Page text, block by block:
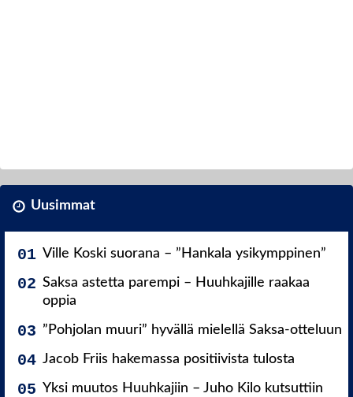
Uusimmat
Ville Koski suorana – ”Hankala ysikymppinen”
Saksa astetta parempi – Huuhkajille raakaa
oppia
”Pohjolan muuri” hyvällä mielellä Saksa-otteluun
Jacob Friis hakemassa positiivista tulosta
Yksi muutos Huuhkajiin – Juho Kilo kutsuttiin